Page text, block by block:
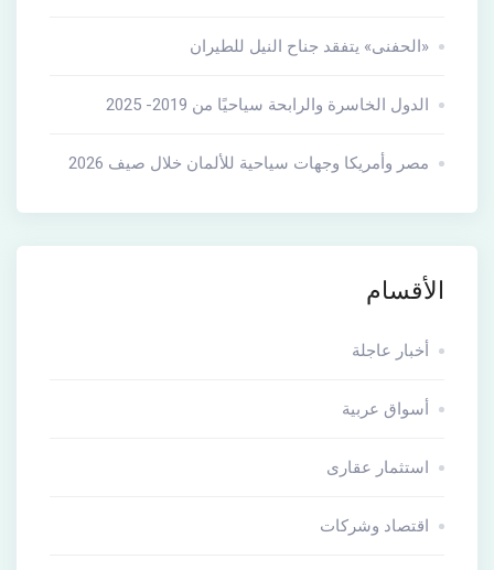
«الحفنى» يتفقد جناح النيل للطيران
الدول الخاسرة والرابحة سياحيًا من 2019- 2025
مصر وأمريكا وجهات سياحية للألمان خلال صيف 2026
الأقسام
أخبار عاجلة
أسواق عربية
استثمار عقارى
اقتصاد وشركات